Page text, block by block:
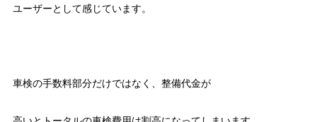
ユーザーとして感じています。
車検の手数料部分だけではなく、整備代金が